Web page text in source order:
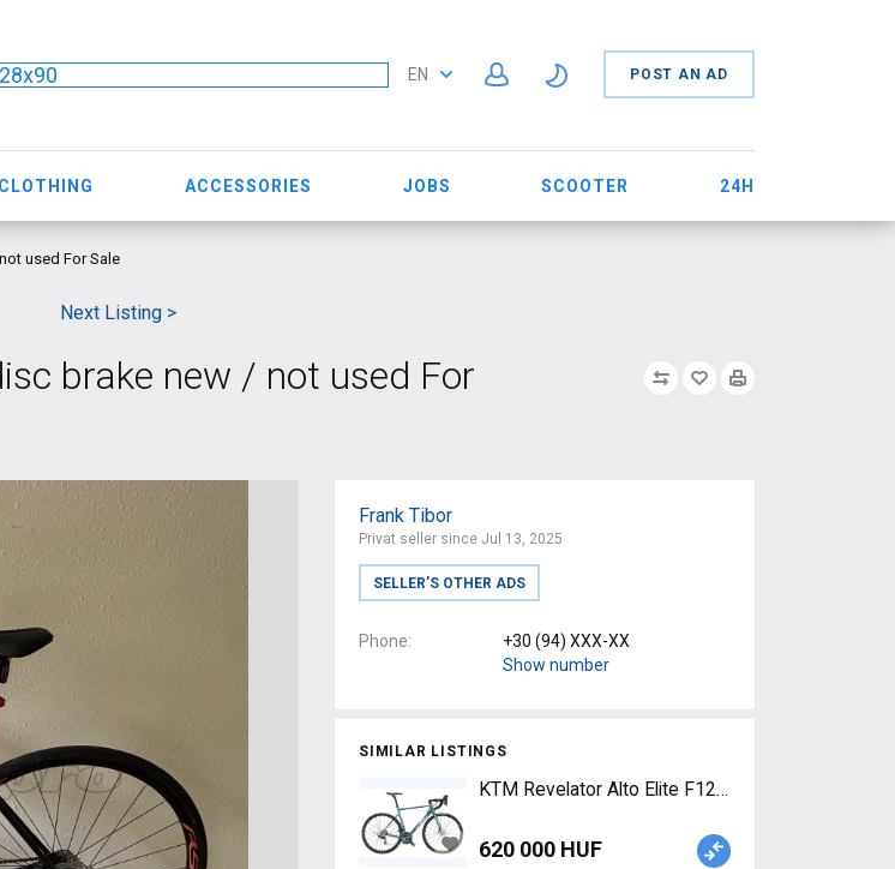
EN POST AN AD
CLOTHING ACCESSORIES JOBS SCOOTER 24H
used For Sale
Next Listing >
brake new / not used For
Frank Tibor
Privat seller since Jul 13, 2025
SELLER’S OTHER ADS
Phone
+30 (94) XXX-XX
Show number
SIMILAR LISTINGS
KTM Revelator Alto Elite F12 Road bike
620 000 HUF